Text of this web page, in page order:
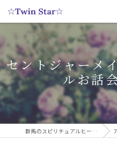
セントジャーメ
ルお話
群馬のスピリチュアルヒーリングサロンなら実績多数の☆Twin Star☆ ア